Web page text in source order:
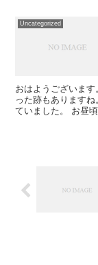
Uncategorized
おはようございま
った跡もあります
ていました。 お昼